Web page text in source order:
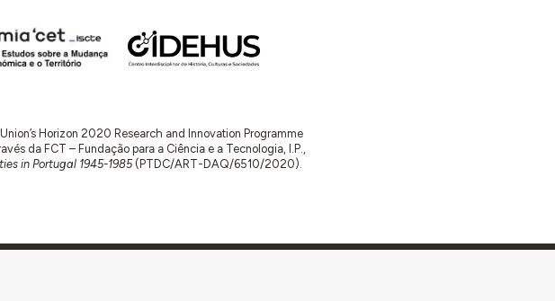
Horizon 2020 Research and Innovation Programme
da FCT – Fundação para a Ciência e a Tecnologia, I.P.,
in Portugal 1945-1985(PTDC/ART-DAQ/6510/2020).